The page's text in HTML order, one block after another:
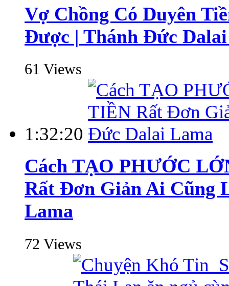
Vợ Chồng Có Duyên
Được | Thánh Đức
61 Views
1:32:20
Cách TẠO PHƯỚC
Rất Đơn Giản Ai Cũng
Lama
72 Views